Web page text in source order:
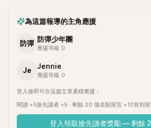
為這篇報導的主角應援
防彈 防彈少年團
應援等級 0
Je Jennie
應援等級 0
登入後即可在這篇文章累積應援：
閱讀 +5搶先讀者 +5 · 剩餘 20 個名額留言 +10首則
登入領取搶先讀者獎勵 — 剩餘